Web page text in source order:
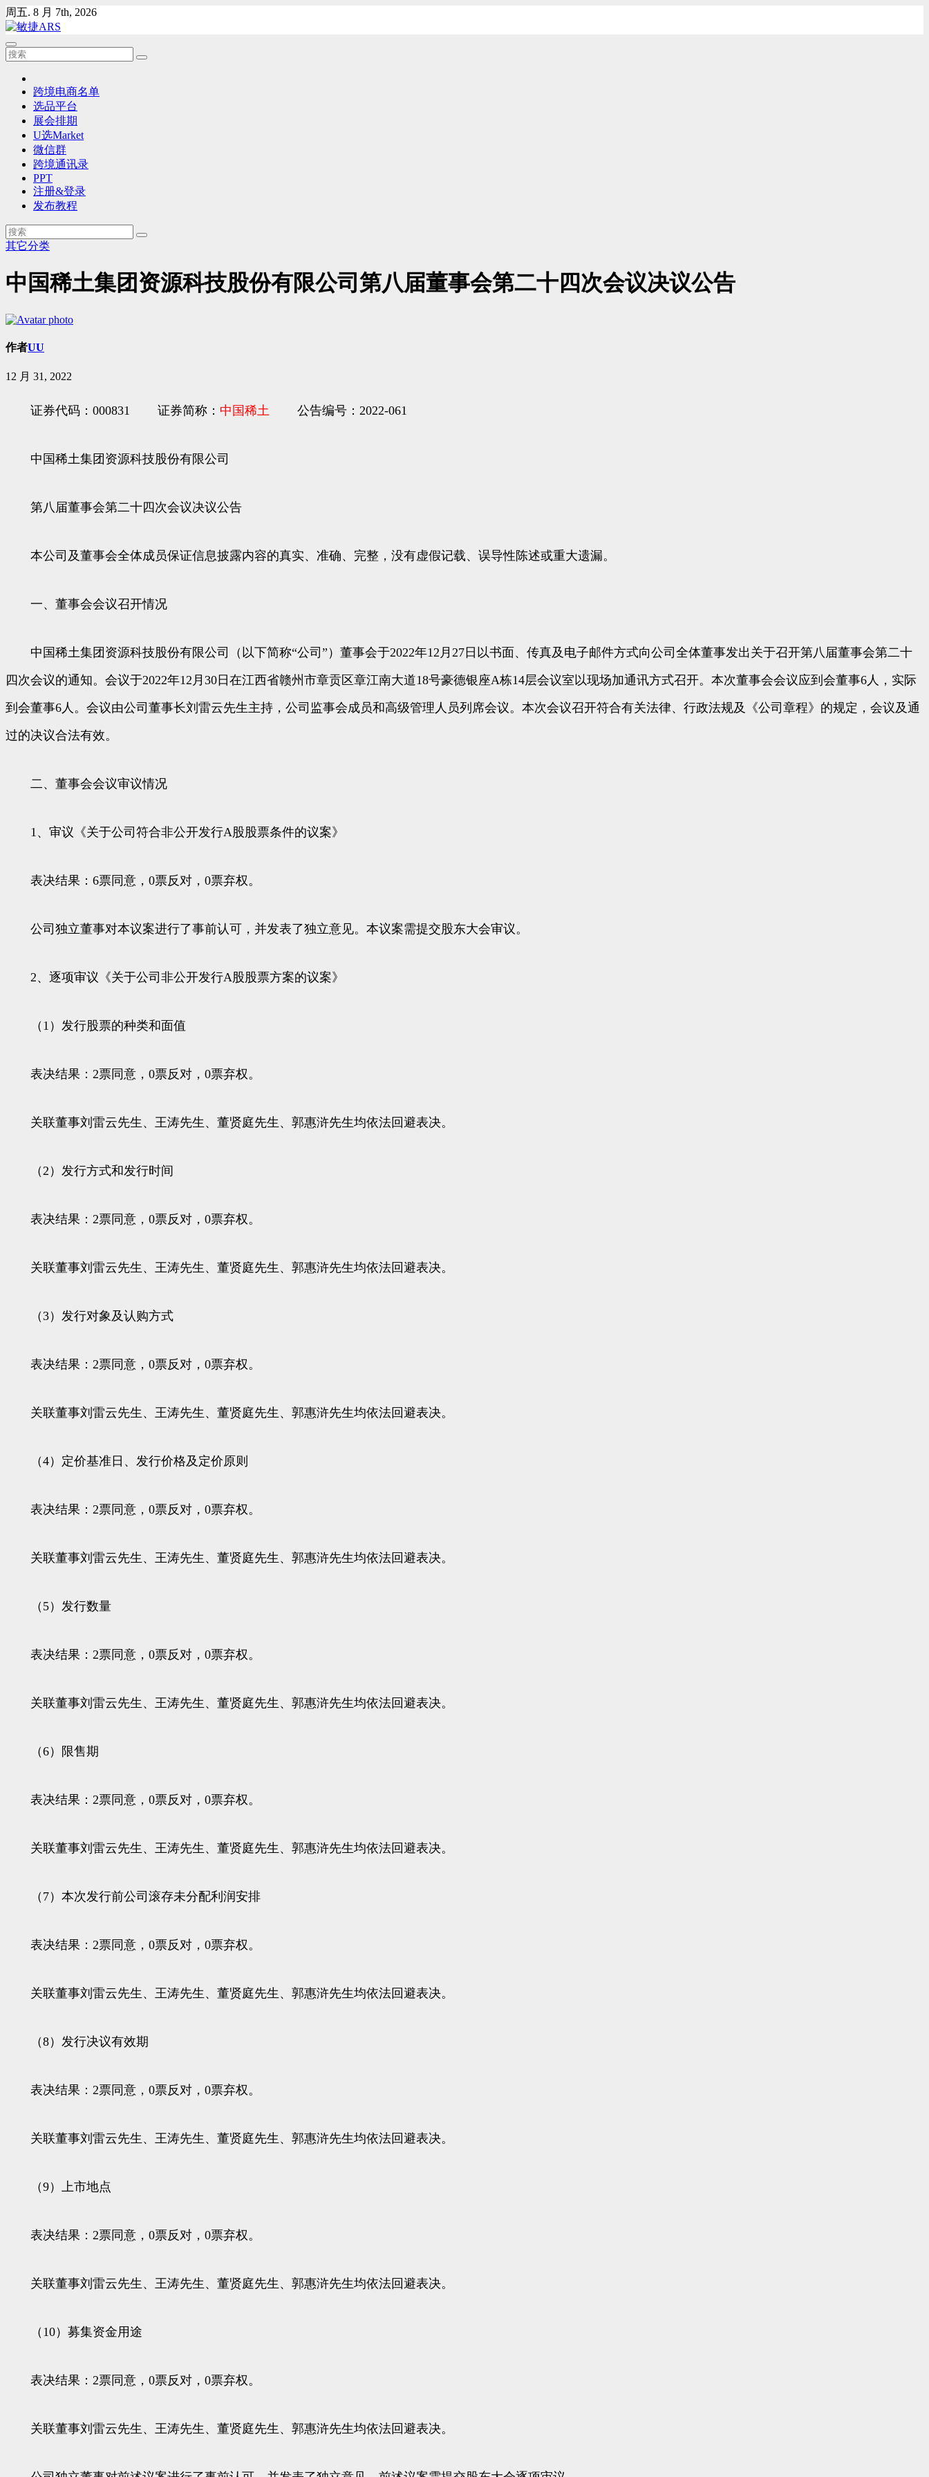
Skip
to
content
周五. 8 月 7th, 2026
跨境电商名单
选品平台
展会排期
U选Market
微信群
跨境通讯录
PPT
注册&登录
发布教程
其它分类
中国稀土集团资源科技股份有限公司第八届董事会第二十四次会议决议公告
作者UU
12 月 31, 2022
证券代码：000831 证券简称： 中国稀土 公告编号：2022-061
中国稀土集团资源科技股份有限公司
第八届董事会第二十四次会议决议公告
本公司及董事会全体成员保证信息披露内容的真实、准确、完整，没有虚假记载、误导性陈述或重大遗漏。
一、董事会会议召开情况
中国稀土集团资源科技股份有限公司（以下简称“公司”）董事会于2022年12月27日以书面、传真及电子邮件方式向公司全体董事发出关于召开第八届董事会第二十
四次会议的通知。会议于2022年12月30日在江西省赣州市章贡区章江南大道18号豪德银座A栋14层会议室以现场加通讯方式召开。本次董事会会议应到会董事6人，实际
到会董事6人。会议由公司董事长刘雷云先生主持，公司监事会成员和高级管理人员列席会议。本次会议召开符合有关法律、行政法规及《公司章程》的规定，会议及通
过的决议合法有效。
二、董事会会议审议情况
1、审议《关于公司符合非公开发行A股股票条件的议案》
表决结果：6票同意，0票反对，0票弃权。
公司独立董事对本议案进行了事前认可，并发表了独立意见。本议案需提交股东大会审议。
2、逐项审议《关于公司非公开发行A股股票方案的议案》
（1）发行股票的种类和面值
表决结果：2票同意，0票反对，0票弃权。
关联董事刘雷云先生、王涛先生、董贤庭先生、郭惠浒先生均依法回避表决。
（2）发行方式和发行时间
表决结果：2票同意，0票反对，0票弃权。
关联董事刘雷云先生、王涛先生、董贤庭先生、郭惠浒先生均依法回避表决。
（3）发行对象及认购方式
表决结果：2票同意，0票反对，0票弃权。
关联董事刘雷云先生、王涛先生、董贤庭先生、郭惠浒先生均依法回避表决。
（4）定价基准日、发行价格及定价原则
表决结果：2票同意，0票反对，0票弃权。
关联董事刘雷云先生、王涛先生、董贤庭先生、郭惠浒先生均依法回避表决。
（5）发行数量
表决结果：2票同意，0票反对，0票弃权。
关联董事刘雷云先生、王涛先生、董贤庭先生、郭惠浒先生均依法回避表决。
（6）限售期
表决结果：2票同意，0票反对，0票弃权。
关联董事刘雷云先生、王涛先生、董贤庭先生、郭惠浒先生均依法回避表决。
（7）本次发行前公司滚存未分配利润安排
表决结果：2票同意，0票反对，0票弃权。
关联董事刘雷云先生、王涛先生、董贤庭先生、郭惠浒先生均依法回避表决。
（8）发行决议有效期
表决结果：2票同意，0票反对，0票弃权。
关联董事刘雷云先生、王涛先生、董贤庭先生、郭惠浒先生均依法回避表决。
（9）上市地点
表决结果：2票同意，0票反对，0票弃权。
关联董事刘雷云先生、王涛先生、董贤庭先生、郭惠浒先生均依法回避表决。
（10）募集资金用途
表决结果：2票同意，0票反对，0票弃权。
关联董事刘雷云先生、王涛先生、董贤庭先生、郭惠浒先生均依法回避表决。